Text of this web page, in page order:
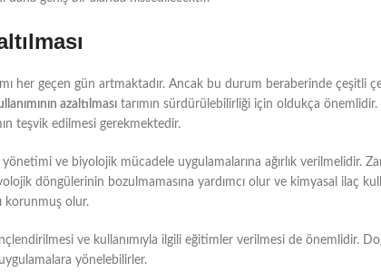
her geçen gün artmaktadır. Ancak bu durum beraberinde çeşitli
azaltılması tarımın sürdürülebilirliği için oldukça
teşvik edilmesi gerekmektedir.
yönetimi ve biyolojik mücadele uygulamalarına ağırlık verilmelidir.
döngülerinin bozulmamasına yardımcı olur ve kimyasal ilaç
korunmuş olur.
ve kullanımıyla ilgili eğitimler verilmesi de önemlidir.
yönelebilirler.